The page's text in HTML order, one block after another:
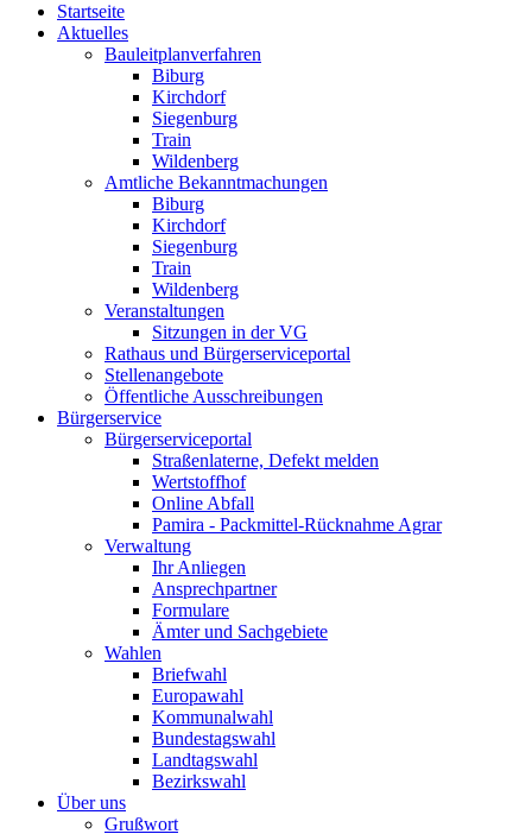
Startseite
Aktuelles
Bauleitplanverfahren
Biburg
Kirchdorf
Siegenburg
Train
Wildenberg
Amtliche Bekanntmachungen
Biburg
Kirchdorf
Siegenburg
Train
Wildenberg
Veranstaltungen
Sitzungen in der VG
Rathaus und Bürgerserviceportal
Stellenangebote
Öffentliche Ausschreibungen
Bürgerservice
Bürgerserviceportal
Straßenlaterne, Defekt melden
Wertstoffhof
Online Abfall
Pamira - Packmittel-Rücknahme Agrar
Verwaltung
Ihr Anliegen
Ansprechpartner
Formulare
Ämter und Sachgebiete
Wahlen
Briefwahl
Europawahl
Kommunalwahl
Bundestagswahl
Landtagswahl
Bezirkswahl
Über uns
Grußwort